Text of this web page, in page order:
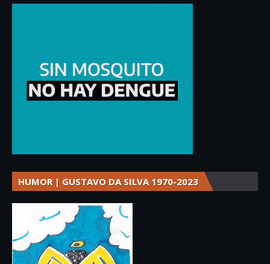
HUMOR | GUSTAVO DA SILVA 1970-2023